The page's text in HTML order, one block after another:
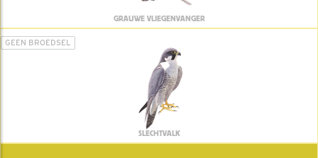
GRAUWE VLIEGENVANGER
GEEN BROEDSEL
SLECHTVALK